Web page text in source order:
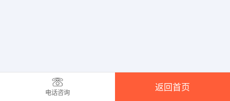
电话咨询
返回首页